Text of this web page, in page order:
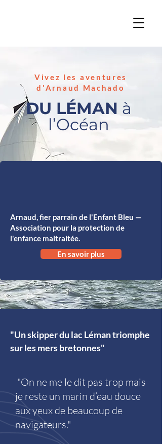
Vivez les aventures
d'Arnaud Machado
DU LÉMAN à
l’Océan
Arnaud, fier parrain de l'Enfant Bleu —
Association pour la protection de
l'enfance maltraitée.
En savoir plus
"Un skipper du lac Léman triomphe
sur les mers bretonnes"
"On ne me le dit pas trop mais
je reste un marin d’eau douce
aux yeux de beaucoup de
navigateurs."​